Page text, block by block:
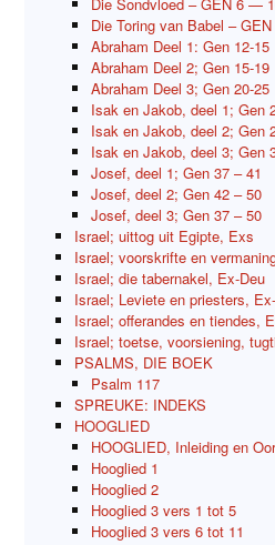
Die Sondvloed – GEN 6 —
Die Toring van Babel – GEN
Abraham Deel 1: Gen 12-15
Abraham Deel 2; Gen 15-19
Abraham Deel 3; Gen 20-25
Isak en Jakob, deel 1; Gen
Isak en Jakob, deel 2; Gen
Isak en Jakob, deel 3; Gen
Josef, deel 1; Gen 37 – 41
Josef, deel 2; Gen 42 – 50
Josef, deel 3; Gen 37 – 50
Israel; uittog uit Egipte, Exs
Israel; voorskrifte en
Israel; die tabernakel, Ex-Deu
Israel; Leviete en priesters,
Israel; offerandes en tiendes,
Israel; toetse, voorsiening,
PSALMS, DIE BOEK
Psalm 117
SPREUKE: INDEKS
HOOGLIED
HOOGLIED, Inleiding en
Hooglied 1
Hooglied 2
Hooglied 3 vers 1 tot 5
Hooglied 3 vers 6 tot 11